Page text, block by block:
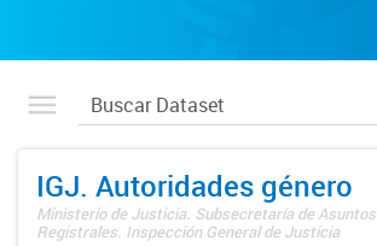
IGJ. Autoridades género
Ministerio de Justicia. Subsecretaría de Asuntos
Registrales. Inspección General de Justicia